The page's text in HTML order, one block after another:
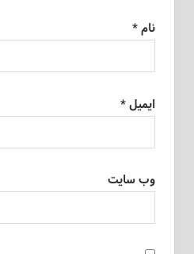
نام*
ایمیل*
وب‌ سایت